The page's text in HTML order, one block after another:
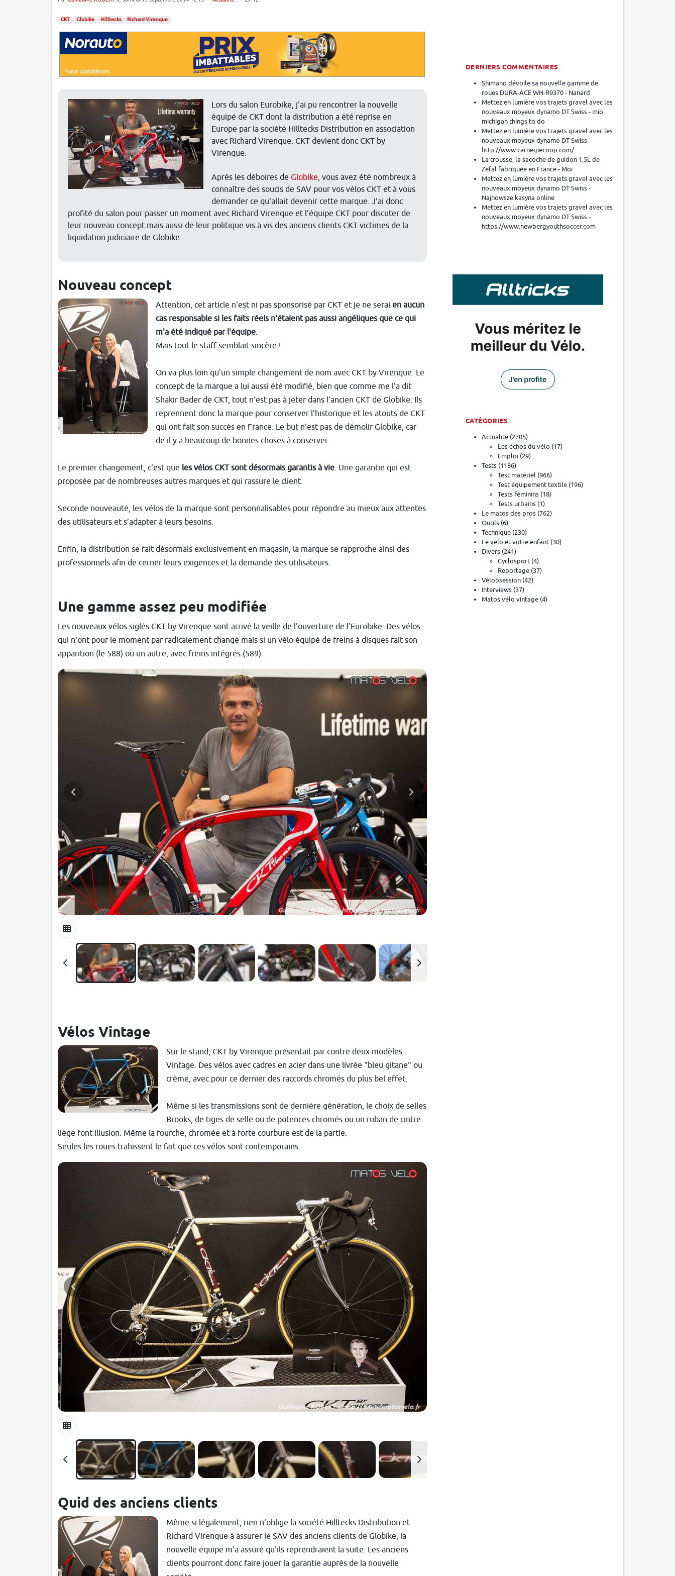
CKT Globike Hilltecks Richard Virenque
Lors du salon Eurobike, j'ai pu rencontrer la nouvelle
équipé de CKT dont la distribution a été reprise en
Europe par la société Hilltecks Distribution en association
avec Richard Virenque. CKT devient donc CKT by
Virenque.
Après les déboires de Globike, vous avez été nombreux à
connaître des soucis de SAV pour vos vélos CKT et à vous
demander ce qu'allait devenir cette marque. J'ai donc
profité du salon pour passer un moment avec Richard Virenque et l'équipe CKT pour discuter de
leur nouveau concept mais aussi de leur politique vis à vis des anciens clients CKT victimes de la
liquidation judiciaire de Globike.
Nouveau concept
Attention, cet article n'est ni pas sponsorisé par CKT et je ne serai en aucun
cas responsable si les faits réels n'étaient pas aussi angéliques que ce qui
m'a été indiqué par l'équipe.
Mais tout le staff semblait sincère !
On va plus loin qu'un simple changement de nom avec CKT by Virenque. Le
concept de la marque a lui aussi été modifié, bien que comme me l'a dit
Shakir Bader de CKT, tout n'est pas à jeter dans l'ancien CKT de Globike. Ils
reprennent donc la marque pour conserver l'historique et les atouts de CKT
qui ont fait son succès en France. Le but n'est pas de démolir Globike, car
de il y a beaucoup de bonnes choses à conserver.
Le premier changement, c'est que les vélos CKT sont désormais garantis à vie. Une garantie qui est
proposée par de nombreuses autres marques et qui rassure le client.
Seconde nouveauté, les vélos de la marque sont personnalisables pour répondre au mieux aux attentes
des utilisateurs et s’adapter à leurs besoins.
Enfin, la distribution se fait désormais exclusivement en magasin, la marque se rapproche ainsi des
professionnels afin de cerner leurs exigences et la demande des utilisateurs.
Une gamme assez peu modifiée
Les nouveaux vélos siglés CKT by Virenque sont arrivé la veille de l'ouverture de l'Eurobike. Des vélos
qui n'ont pour le moment par radicalement changé mais si un vélo équipé de freins à disques fait son
apparition (le 588) ou un autre, avec freins intégrés (589).
Vélos Vintage
Sur le stand, CKT by Virenque présentait par contre deux modèles
Vintage. Des vélos avec cadres en acier dans une livrée "bleu gitane" ou
crème, avec pour ce dernier des raccords chromés du plus bel effet.
Même si les transmissions sont de dernière génération, le choix de selles
Brooks, de tiges de selle ou de potences chromés ou un ruban de cintre
liège font illusion. Même la fourche, chromée et à forte courbure est de la partie.
Seules les roues trahissent le fait que ces vélos sont contemporains.
Quid des anciens clients
Même si légalement, rien n'oblige la société Hilltecks Distribution et
Richard Virenque à assurer le SAV des anciens clients de Globike, la
nouvelle équipe m'a assuré qu'ils reprendraient la suite. Les anciens
clients pourront donc faire jouer la garantie auprès de la nouvelle
DERNIERS COMMENTAIRES
Shimano dévoile sa nouvelle gamme de
roues DURA-ACE WH-R9370 - Nanard
Mettez en lumière vos trajets gravel avec les
nouveaux moyeux dynamo DT Swiss - mio
michigan things to do
Mettez en lumière vos trajets gravel avec les
nouveaux moyeux dynamo DT Swiss -
http://www.carnegiecoop.com/
La trousse, la sacoche de guidon 1,5L de
Zefal fabriquée en France - Moi
Mettez en lumière vos trajets gravel avec les
nouveaux moyeux dynamo DT Swiss -
Najnowsze kasyna online
Mettez en lumière vos trajets gravel avec les
nouveaux moyeux dynamo DT Swiss -
https://www.newbergyouthsoccer.com
CATÉGORIES
Actualité (2705)
Les échos du vélo (17)
Emploi (29)
Tests (1186)
Test matériel (966)
Test équipement textile (196)
Tests féminins (18)
Tests urbains (1)
Le matos des pros (762)
Outils (6)
Technique (230)
Le vélo et votre enfant (30)
Divers (241)
Cyclosport (4)
Reportage (37)
Vélobsession (42)
Interviews (37)
Matos vélo vintage (4)